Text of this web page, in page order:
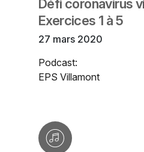
Défi coronavirus
Exercices 1 à 5
27 mars 2020
Podcast:
EPS Villamont